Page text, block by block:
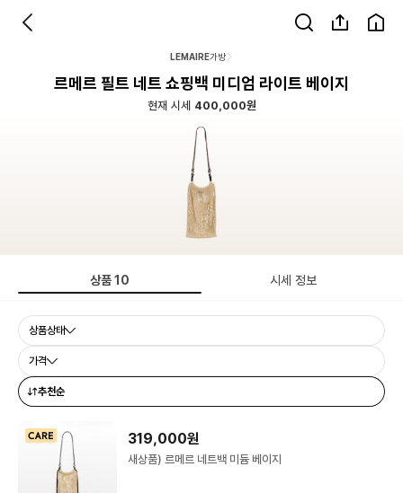
LEMAIRE가방
르메르 필트 네트 쇼핑백 미디엄 라이트 베이지
현재 시세 400,000원
상품10 시세 정보
상품상태
가격
추천순
319,000원
새상품) 르메르 네트백 미듐 베이지